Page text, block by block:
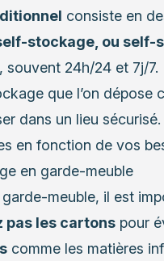
consiste en
stockage, ou self-
souvent 24h/24 et 7j/7.
que l’on dépose
dans un lieu
en fonction de vos
en garde-meuble
meuble, il est
pas les cartonspour
comme les matières